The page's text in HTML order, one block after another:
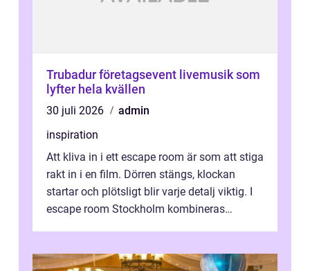
Trubadur företagsevent livemusik som
lyfter hela kvällen
30 juli 2026
admin
inspiration
Att kliva in i ett escape room är som att stiga
rakt in i en film. Dörren stängs, klockan
startar och plötsligt blir varje detalj viktig. I
escape room Stockholm kombineras